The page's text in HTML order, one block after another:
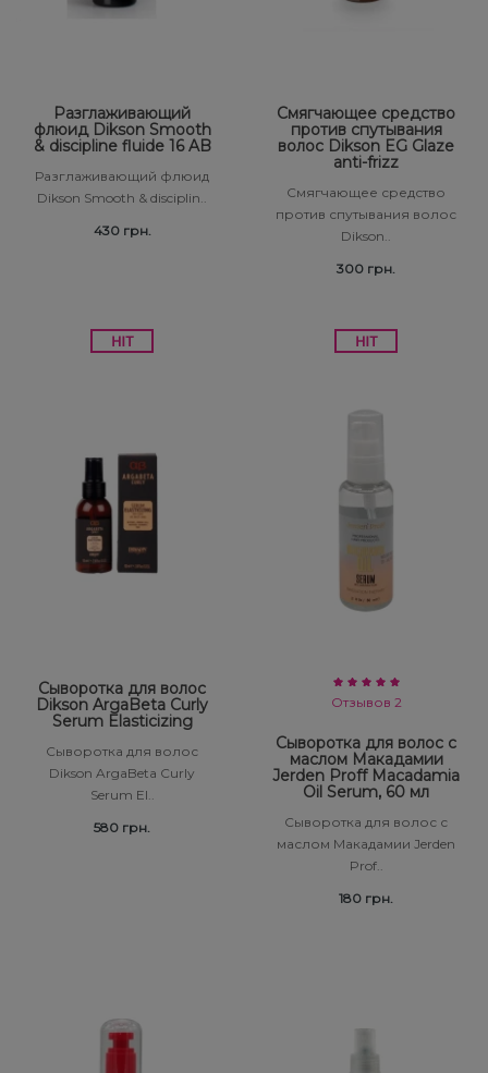
Разглаживающий
флюид Dikson Smooth
& discipline fluide 16 AB
Разглаживающий флюид
Dikson Smooth & disciplin..
430 грн.
Смягчающее средство
против спутывания
волос Dikson EG Glaze
anti-frizz
Смягчающее средство
против спутывания волос
Dikson..
300 грн.
Сыворотка для волос
Dikson ArgaBeta Curly
Serum Elasticizing
Сыворотка для волос
Dikson ArgaBeta Curly
Serum El..
580 грн.
Отзывов 2
Сыворотка для волос с
маслом Макадамии
Jerden Proff Macadamia
Oil Serum, 60 мл
Сыворотка для волос с
маслом Макадамии Jerden
Prof..
180 грн.